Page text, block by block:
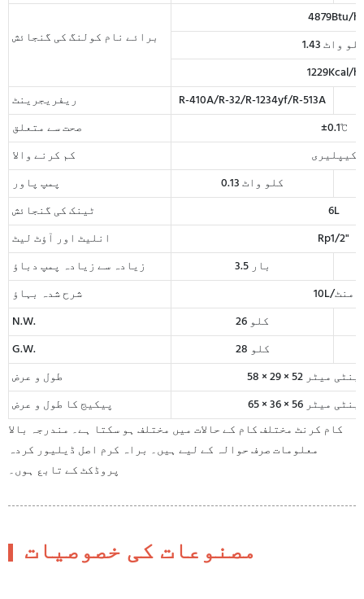
برائے نام کولنگ کی گنجائش
4879Btu/h
1.43 کلو واٹ
1229Kcal/h
ریفریجرینٹ
R-410A/R-32/R-1234yf/R-513A
صحت سے متعلق
±0.1℃
کم کرنے والا
کیپلیری
پمپ پاور
0.13 کلو واٹ
ٹینک کی گنجائش
6L
انلیٹ اور آؤٹ لیٹ
Rp1/2"
زیادہ سے زیادہ پمپ دباؤ
3.5 بار
شرح شدہ بہاؤ
10L/منٹ
N.W.
26 کلو
G.W.
28 کلو
طول و عرض
پیکیج کا طول و عرض
کام کرنٹ مختلف کام کے حالات میں مختلف ہو سکتا ہے۔ مندرجہ بالا
معلومات صرف حوالہ کے لیے ہیں۔ براہ کرم اصل ڈیلیور کردہ
پروڈکٹ کے تابع ہوں۔
مصنوعات کی خصوصیات